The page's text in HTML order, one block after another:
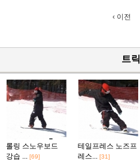
‹ 이전
트릭
롤링 스노우보드
강습 ... [69]
테일프레스 노즈프
레스... [31]